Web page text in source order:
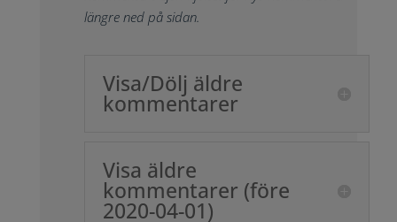
längre ned på sidan.
Visa/Dölj äldre
kommentarer
Visa äldre
kommentarer (före
2020-04-01)